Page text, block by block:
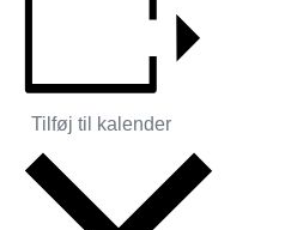
Tilføj til kalender